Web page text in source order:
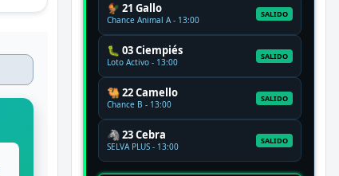
🐓 21 Gallo
Chance Animal A - 13:00
SALIDO
🐛 03 Ciempiés
Loto Activo - 13:00
SALIDO
🐫 22 Camello
Chance B - 13:00
SALIDO
🦓 23 Cebra
SELVA PLUS - 13:00
SALIDO